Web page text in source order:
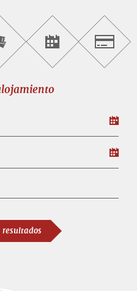
entradas
Encontrar<br>
eventos
resultados